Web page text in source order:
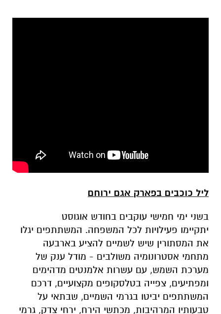
ליל כוכבים בפארק אגם ירוחם
בשני ימי חמישי עוקבים בחודש אוגוסט
יתקיימו פעילויות לכל המשפחה. המשתתפים יגלו
את המסתורין שיש לשמיים להציע בארבעה
מתחמי אסטרונומיה משולבים - מודל ענק של
מערכת השמש, עם עשרות אלמנטים מדהימים
ומפתיעים, צפייה בטלסקופים מקצועיים, דרכם
המשתתפים יביטו בגרמי השמיים, שבתאי על
טבעותיו המרהיבות, מכתשי הירח, ירחי צדק, גרמי